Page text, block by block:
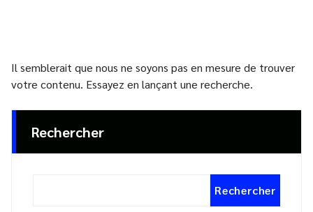
Il semblerait que nous ne soyons pas en mesure de trouver
votre contenu. Essayez en lançant une recherche.
Rechercher
Rechercher